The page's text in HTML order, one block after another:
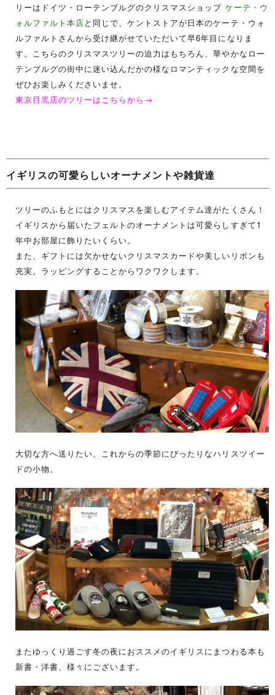
リーはドイツ・ローテンブルグのクリスマスショップ ケーテ・ウ
ォルファルト本店と同じで、ケントストアが日本のケーテ・ウォ
ルファルトさんから受け継がせていただいて早6年目になりま
す。こちらのクリスマスツリーの迫力はもちろん、華やかなロー
テンブルグの街中に迷い込んだかの様なロマンティックな空間を
ぜひお楽しみくださいませ。
東京目黒店のツリーはこちらから →
イギリスの可愛らしいオーナメントや雑貨達
ツリーのふもとにはクリスマスを楽しむアイテム達がたくさん！
イギリスから届いたフェルトのオーナメントは可愛らしすぎて1
年中お部屋に飾りたいくらい。
また、ギフトには欠かせないクリスマスカードや美しいリボンも
充実。ラッピングすることからワクワクします。
大切な方へ送りたい、これからの季節にぴったりなハリスツイー
ドの小物。
またゆっくり過ごす冬の夜におススメのイギリスにまつわる本も
新書・洋書、様々にございます。